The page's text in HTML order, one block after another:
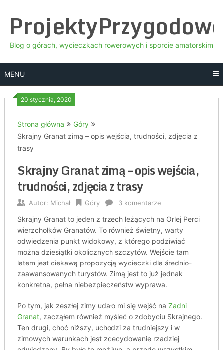
content
Blog o górach, wycieczkach rowerowych i sporcie amatorskim
MENU
20 stycznia, 2020
Strona główna
Góry
Skrajny Granat zimą – opis wejścia, trudności, zdjęcia z
trasy
Skrajny Granat zimą – opis wejścia,
trudności, zdjęcia z trasy
Autor: Michał Góry 3 komentarze
Skrajny Granat to jeden z trzech leżących na Orlej Perci
wierzchołków Granatów. To również świetny, warty
odwiedzenia punkt widokowy, z którego podziwiać
można dziesiątki okolicznych szczytów. Wejście tam
latem jest ciekawą propozycją wycieczki dla średnio-
zaawansowanych turystów. Zimą jest to już jednak
konkretna, pełna niebezpieczeństw wyprawa.
Po tym, jak zeszłej zimy udało mi się wejść na Zadni
Granat, zacząłem również myśleć o zdobyciu Skrajnego.
Ten drugi, choć niższy, uchodzi za trudniejszy i w
zimowych warunkach jest zdecydowanie rzadziej